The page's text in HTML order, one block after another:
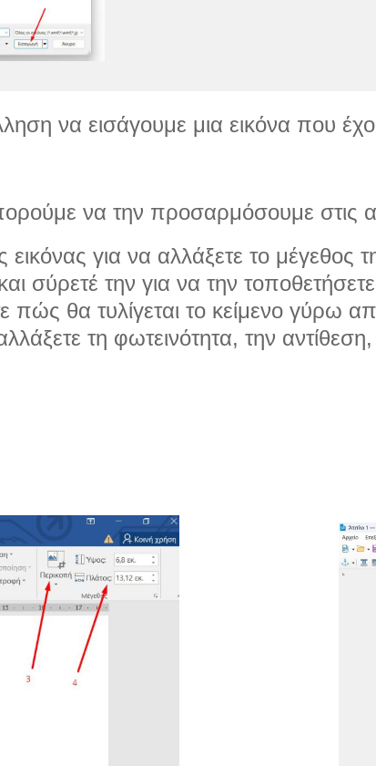
να εισάγουμε μια εικόνα που
να την προσαρμόσουμε στις
εικόνας για να αλλάξετε το μέγεθος
σύρετέ την για να την
πώς θα τυλίγεται το κείμενο
τη φωτεινότητα, την